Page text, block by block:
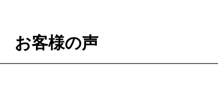
お客様の声